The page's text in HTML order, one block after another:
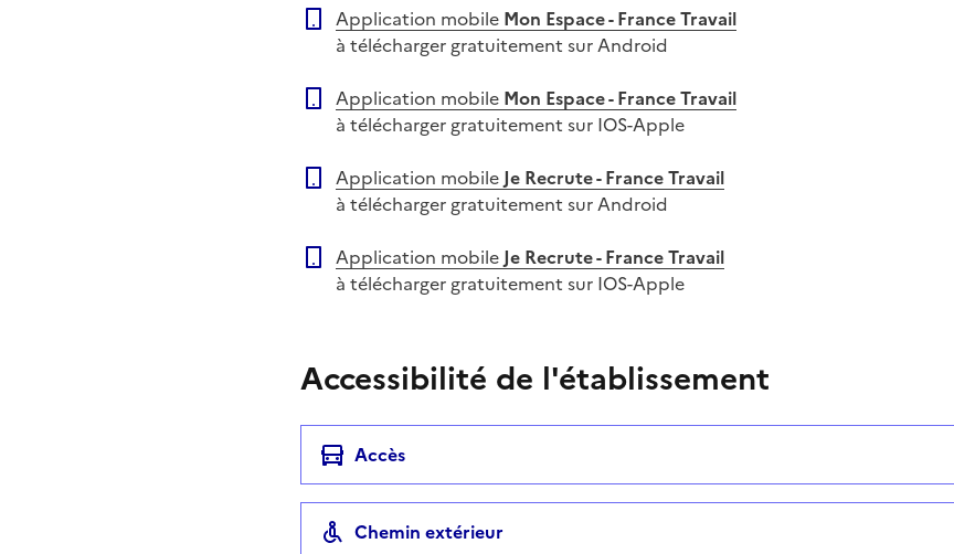
Application mobile Mon Espace - France Travail
à télécharger gratuitement sur Android
Application mobile Mon Espace - France Travail
à télécharger gratuitement sur IOS-Apple
Application mobile Je Recrute - France Travail
à télécharger gratuitement sur Android
Application mobile Je Recrute - France Travail
à télécharger gratuitement sur IOS-Apple
Accessibilité de l'établissement
Accès
Chemin extérieur